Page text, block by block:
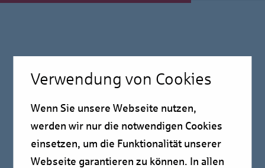
16.12.2025
Kurzstudie Industrial
(Logistik)
Verwendung von Cookies
Wenn Sie unsere Webseite nutzen,
werden wir nur die notwendigen Cookies
einsetzen, um die Funktionalität unserer
Webseite garantieren zu können. In allen